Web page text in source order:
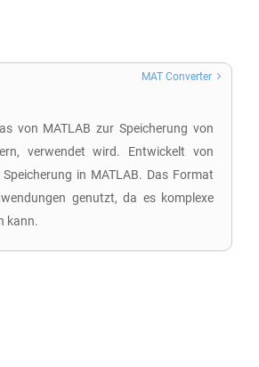
von MATLAB zur Speicherung von
verwendet wird. Entwickelt von
in MATLAB. Das Format
genutzt, da es komplexe
kann.
MAT Converter